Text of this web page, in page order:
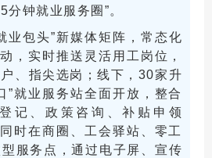
钟就业服务圈”。
业包头”新媒体矩阵，常态化
，实时推送灵活用工岗位，
、指尖选岗；线下，30家升
”就业服务站全面开放，整合
记、政策咨询、补贴申领
时在商圈、工会驿站、零工
服务点，通过电子屏、宣传